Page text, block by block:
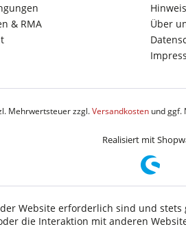
& RMA
Über
Mehrwertsteuer zzgl.Versandkostenund ggf.
Realisiert mit
Website erforderlich sind und
die Interaktion mit anderen